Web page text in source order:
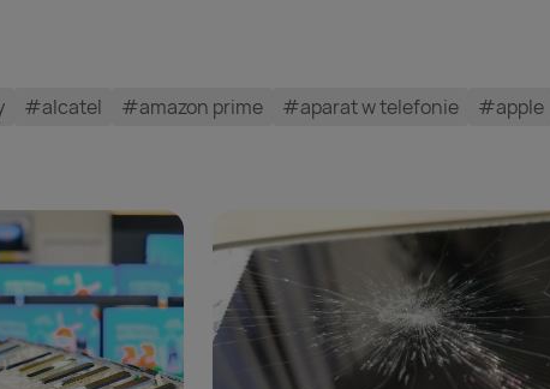
#alcatel #amazon prime #aparat w telefonie #apple